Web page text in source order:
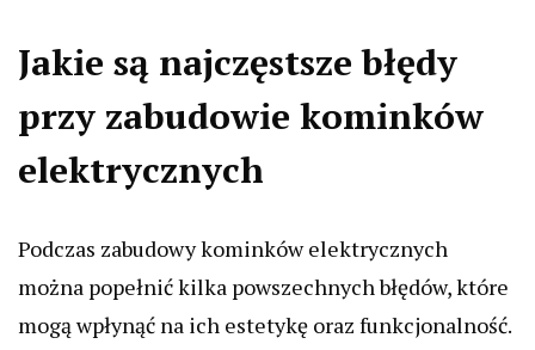
Jakie są najczęstsze błędy
przy zabudowie kominków
elektrycznych
Podczas zabudowy kominków elektrycznych
można popełnić kilka powszechnych błędów, które
mogą wpłynąć na ich estetykę oraz funkcjonalność.